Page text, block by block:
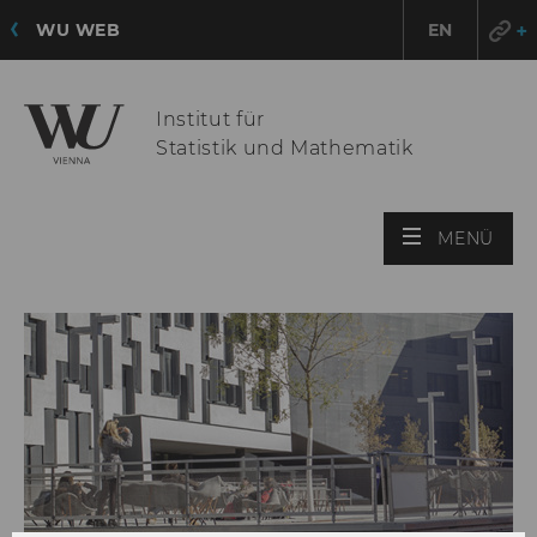
WU WEB EN
Institut für
Statistik und Mathematik
MENÜ